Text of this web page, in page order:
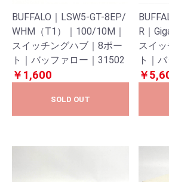
BUFFALO｜LSW5-GT-8EP/
WHM（T1）｜100/10M｜
スイッチングハブ｜8ポー
ト｜バッファロー｜31502
￥1,600
SOLD OUT
R｜
スイ
ト｜
￥